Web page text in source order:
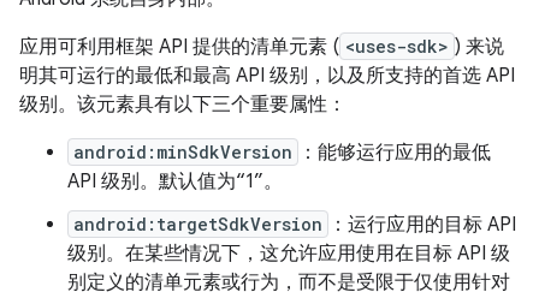
应用可利用框架 API 提供的清单元素 ( <uses-sdk> ) 来说
明其可运行的最低和最高 API 级别，以及所支持的首选 API
级别。该元素具有以下三个重要属性：
android:minSdkVersion
：能够运行应用的最低
API 级别。默认值为“1”。
android:targetSdkVersion
：运行应用的目标 API
级别。在某些情况下，这允许应用使用在目标 API 级
别定义的清单元素或行为，而不是受限于仅使用针对